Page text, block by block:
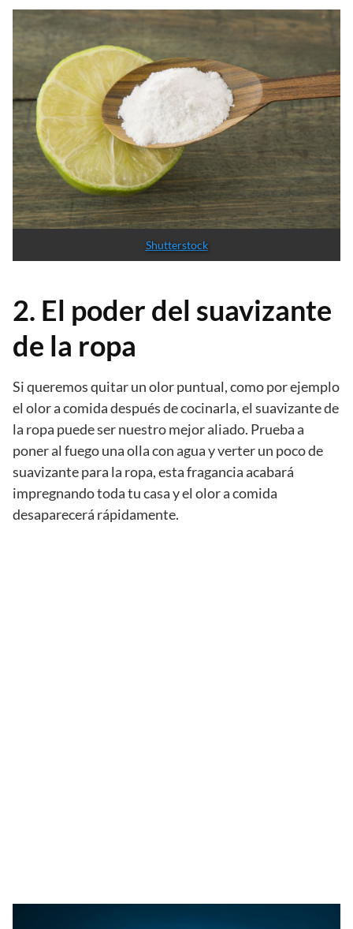
Shutterstock
2. El poder del suavizante
de la ropa
Si queremos quitar un olor puntual, como por ejemplo
el olor a comida después de cocinarla, el suavizante de
la ropa puede ser nuestro mejor aliado. Prueba a
poner al fuego una olla con agua y verter un poco de
suavizante para la ropa, esta fragancia acabará
impregnando toda tu casa y el olor a comida
desaparecerá rápidamente.